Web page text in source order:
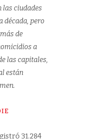
las ciudades
década, pero
de
a
las capitales,
están
31.284